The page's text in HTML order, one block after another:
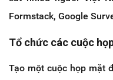
Formstack, Google
Tổ chức các cuộc
Tạo một cuộc họp mặt